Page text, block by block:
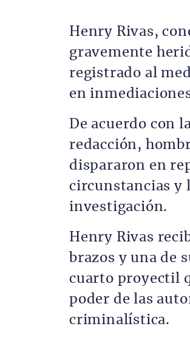
Henry Rivas,
gravemente
registrado al
en
De acuerdo con
redacción,
dispararon en
circunstancias y
investigación.
Henry Rivas
brazos y una de
cuarto proyectil
poder de las
criminalística.